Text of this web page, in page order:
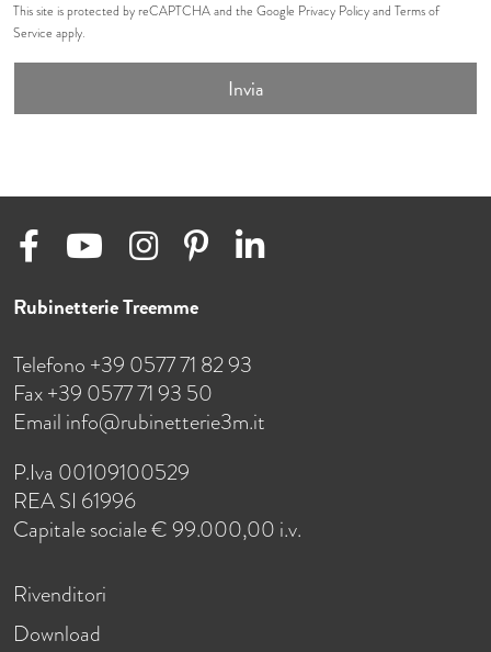
This site is protected by reCAPTCHA and the Google Privacy Policyand Terms of
Service apply.
Invia
Rubinetterie Treemme
Telefono +39 0577 71 82 93
Fax +39 0577 71 93 50
Email info@rubinetterie3m.it
P.Iva 00109100529
REA SI 61996
Capitale sociale € 99.000,00 i.v.
Rivenditori
Download